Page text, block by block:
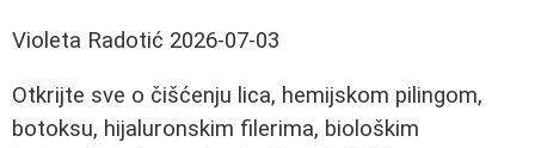
Violeta Radotić 2026-07-03
Otkrijte sve o čišćenju lica, hemijskom pilingom,
botoksu, hijaluronskim filerima, biološkim